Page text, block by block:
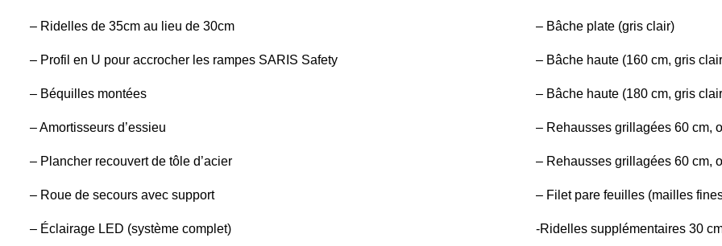
– Ridelles de 35cm au lieu de 30cm
– Profil en U pour accrocher les rampes SARIS Safety
– Béquilles montées
– Amortisseurs d’essieu
– Plancher recouvert de tôle d’acier
– Roue de secours avec support
– Éclairage LED (système complet)
– Bâche plate (gris clair)
– Bâche haute (160 cm, gris
– Bâche haute (180 cm, gris
– Rehausses grillagées 60 cm,
– Rehausses grillagées 60 cm,
– Filet pare feuilles (mailles
-Ridelles supplémentaires 30